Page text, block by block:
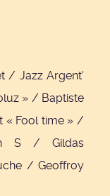
/ Jazz Argent'
» / Baptiste
« Fool time » /
S / Gildas
/ Geoffroy